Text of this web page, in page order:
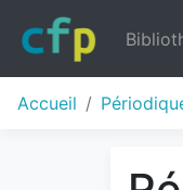
Accueil